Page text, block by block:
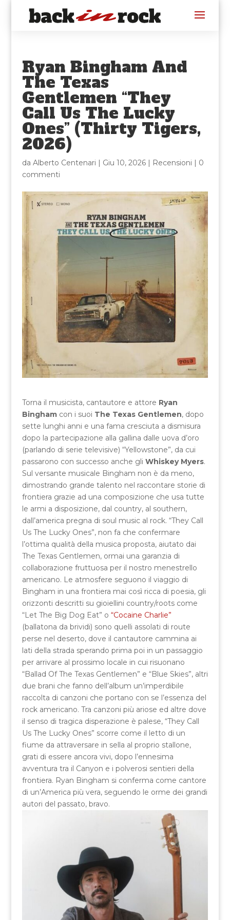
Ryan Bingham And
The Texas
Gentlemen “They
Call Us The Lucky
Ones” (Thirty Tigers,
2026)
da Alberto Centenari | Giu 10, 2026| Recensioni | 0
commenti
Torna il musicista, cantautore e attore Ryan
Binghamcon i suoi The Texas Gentlemen, dopo
sette lunghi anni e una fama cresciuta a dismisura
dopo la partecipazione alla gallina dalle uova d’oro
(parlando di serie televisive) “Yellowstone”, da cui
passarono con successo anche gli Whiskey Myers.
Sul versante musicale Bingham non è da meno,
dimostrando grande talento nel raccontare storie di
frontiera grazie ad una composizione che usa tutte
le armi a disposizione, dal country, al southern,
dall’america pregna di soul music al rock. “They Call
Us The Lucky Ones”, non fa che confermare
l’ottima qualità della musica proposta, aiutato dai
The Texas Gentlemen, ormai una garanzia di
collaborazione fruttuosa per il nostro menestrello
americano. Le atmosfere seguono il viaggio di
Bingham in una frontiera mai così ricca di poesia, gli
orizzonti descritti su gioiellini country/roots come
“Let The Big Dog Eat” o “Cocaine Charlie”
(ballatona da brividi) sono quelli assolati di route
perse nel deserto, dove il cantautore cammina ai
lati della strada sperando prima poi in un passaggio
per arrivare al prossimo locale in cui risuonano
“Ballad Of The Texas Gentlemen” e “Blue Skies”, altri
due brani che fanno dell’album un’imperdibile
raccolta di canzoni che portano con se l’essenza del
rock americano. Tra canzoni più ariose ed altre dove
il senso di tragica disperazione è palese, “They Call
Us The Lucky Ones” scorre come il letto di un
fiume da attraversare in sella al proprio stallone,
grati di essere ancora vivi, dopo l’ennesima
avventura tra il Canyon e i polverosi sentieri della
frontiera. Ryan Bingham si conferma come cantore
di un’America più vera, seguendo le orme dei grandi
autori del passato, bravo.